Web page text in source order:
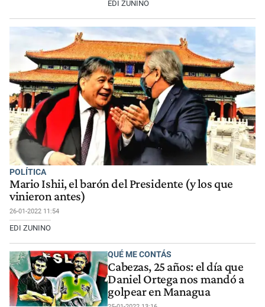
EDI ZUNINO
POLÍTICA
Mario Ishii, el barón del Presidente (y los que
vinieron antes)
26-01-2022 11:54
EDI ZUNINO
QUÉ ME CONTÁS
Cabezas, 25 años: el día que
Daniel Ortega nos mandó a
golpear en Managua